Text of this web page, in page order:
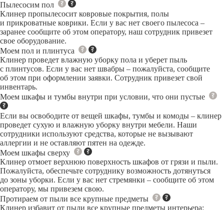
Пылесосим пол
Клинер пропылесосит ковровые покрытия, полы
и прикроватные коврики. Если у вас нет своего пылесоса –
заранее сообщите об этом оператору, наш сотрудник привезет
свое оборудование.
Моем пол и плинтуса
Клинер проведет влажную уборку пола и уберет пыль
с плинтусов. Если у вас нет швабры – пожалуйста, сообщите
об этом при оформлении заявки. Сотрудник привезет свой
инвентарь.
Моем шкафы и тумбы внутри при условии, что они пустые
Если вы освободите от вещей шкафы, тумбы и комоды – клинер
проведет сухую и влажную уборку внутри мебели. Наши
сотрудники используют средства, которые не вызывают
аллергии и не оставляют пятен на одежде.
Моем шкафы сверху
Клинер отмоет верхнюю поверхность шкафов от грязи и пыли.
Пожалуйста, обеспечьте сотруднику возможность дотянуться
до зоны уборки. Если у вас нет стремянки – сообщите об этом
оператору, мы привезем свою.
Протираем от пыли все крупные предметы
Клинер избавит от пыли все крупные предметы интерьера: